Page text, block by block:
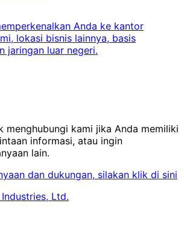
Anda ke kantor
lokasi bisnis lainnya, basis
jaringan luar negeri.
menghubungi kami jika Anda memiliki
informasi, atau ingin
lain.
dan dukungan, silakan klik di sini
Ltd.